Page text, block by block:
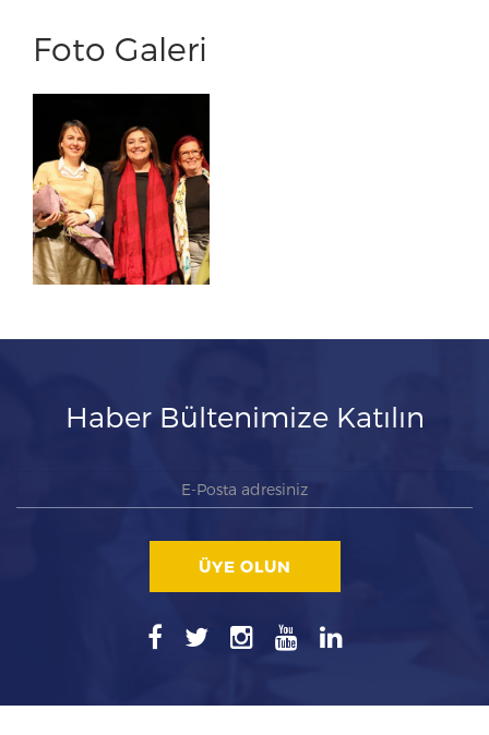
Foto Galeri
Haber Bültenimize Katılın
ÜYE OLUN